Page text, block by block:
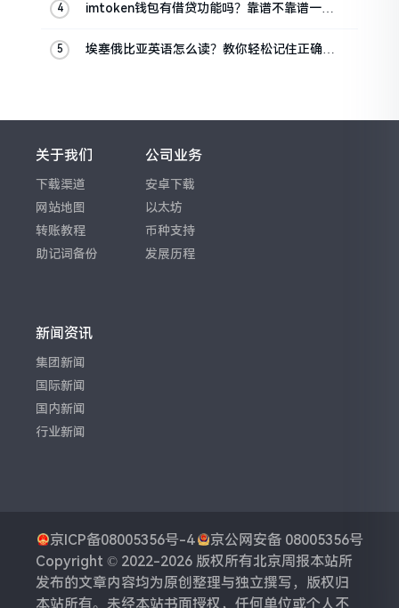
imtoken钱包有借贷功能吗？靠谱不靠谱一文
埃塞俄比亚英语怎么读？教你轻松记住正确发
关于我们
下载渠道
网站地图
转账教程
助记词备份
公司业务
安卓下载
以太坊
币种支持
发展历程
新闻资讯
集团新闻
国际新闻
国内新闻
行业新闻
京ICP备08005356号-4
京公网安备 08005356号
Copyright © 2022-2026 版权所有北京周报本站所
发布的文章内容均为原创整理与独立撰写，版权归
本站所有。未经本站书面授权，任何单位或个人不